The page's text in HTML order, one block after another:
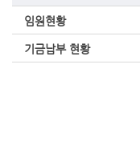
임원현황
기금납부 현황